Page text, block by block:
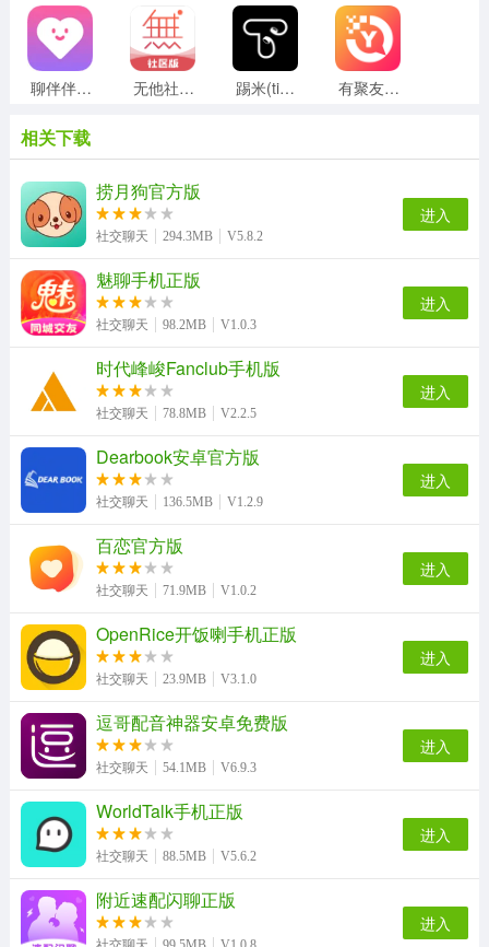
聊伴伴无广告版 无他社区版 踢米(timing)手机最新版 有聚友聚正版
连信最新版 我的圈子直装版
乐附近安卓官方版 蜜糖聊天交友无广告版
记忆助手官方最新版
相关下载
捞月狗官方版
社交聊天 294.3MB V5.8.2
进入
魅聊手机正版
社交聊天 98.2MB V1.0.3
进入
时代峰峻Fanclub手机版
社交聊天 78.8MB V2.2.5
进入
Dearbook安卓官方版
社交聊天 136.5MB V1.2.9
进入
百恋官方版
社交聊天 71.9MB V1.0.2
进入
OpenRice开饭喇手机正版
社交聊天 23.9MB V3.1.0
进入
逗哥配音神器安卓免费版
社交聊天 54.1MB V6.9.3
进入
WorldTalk手机正版
社交聊天 88.5MB V5.6.2
进入
附近速配闪聊正版
进入